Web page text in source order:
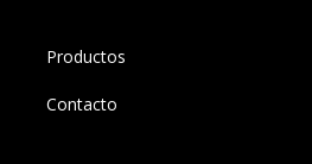
Productos
Contacto